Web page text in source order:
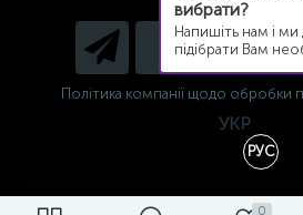
0
Політика компанії щодо обробки
УКР
РУС
вибрати?
Напишіть нам і
підібрати Вам